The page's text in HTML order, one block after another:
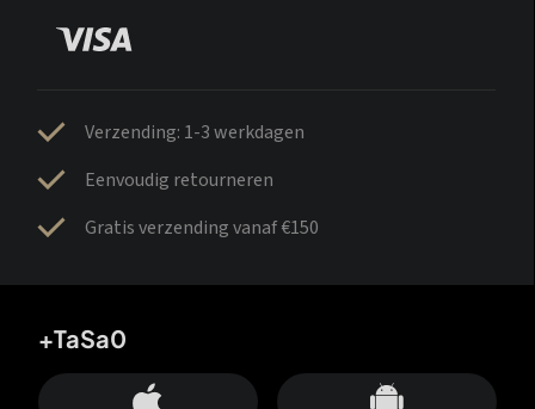
Verzending: 1-3 werkdagen
Eenvoudig retourneren
Gratis verzending vanaf €150
+TaSa0